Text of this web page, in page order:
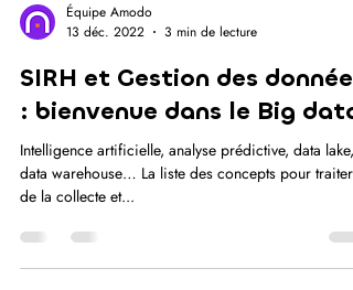
Équipe Amodo
13 déc. 2022
3 min de lecture
SIRH et Gestion des données
: bienvenue dans le Big data
Intelligence artificielle, analyse prédictive, data lake,
data warehouse… La liste des concepts pour traiter
de la collecte et...